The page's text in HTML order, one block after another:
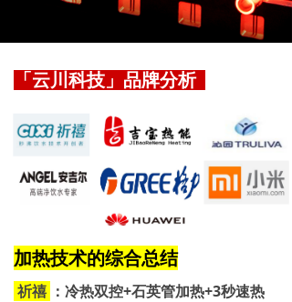
「云川科技」品牌分析
加热技术的综合总结
祈禧 ：冷热双控+石英管加热+3秒速热